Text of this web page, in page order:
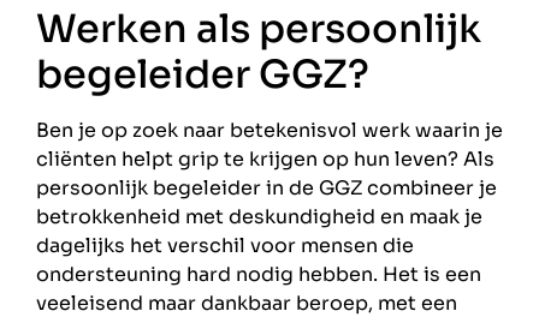
Werken als persoonlijk
begeleider GGZ?
Ben je op zoek naar betekenisvol werk waarin je
cliënten helpt grip te krijgen op hun leven? Als
persoonlijk begeleider in de GGZ combineer je
betrokkenheid met deskundigheid en maak je
dagelijks het verschil voor mensen die
ondersteuning hard nodig hebben. Het is een
veeleisend maar dankbaar beroep, met een